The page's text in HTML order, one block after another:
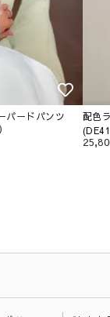
パードパンツ
配色